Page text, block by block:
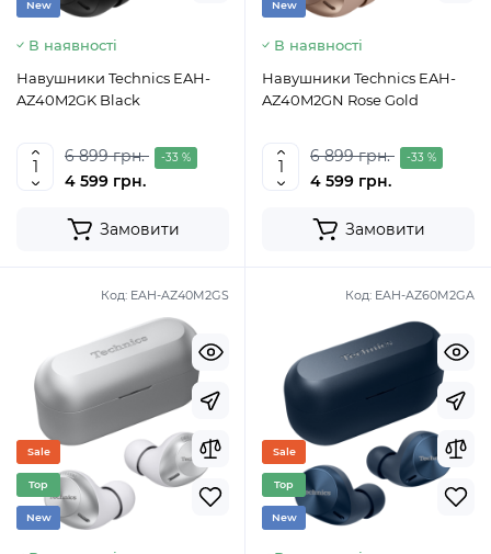
New
В наявності
Навушники Technics EAH-
AZ40M2GK Black
6 899 грн. -33 %
4 599 грн.
Замовити
New
В наявності
Навушники Technics EAH-
AZ40M2GN Rose Gold
6 899 грн. -33 %
4 599 грн.
Замовити
Код: EAH-AZ40M2GS
Sale
Top
New
Код: EAH-AZ60M2GA
Sale
Top
New